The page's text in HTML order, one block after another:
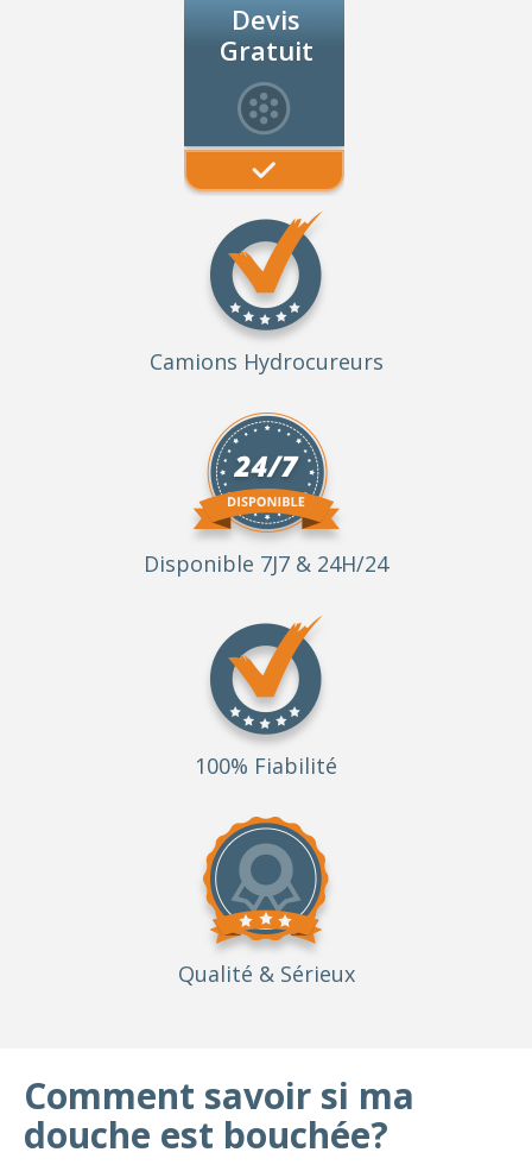
Devis
Gratuit
Camions Hydrocureurs
Disponible 7J7 & 24H/24
100% Fiabilité
Qualité & Sérieux
Comment savoir si ma
douche est bouchée?